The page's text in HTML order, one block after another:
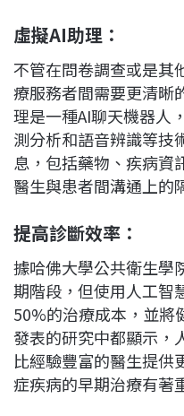
虛擬AI助理：
不管在問卷調查或是其
療服務者間需要更清晰
理是一種AI聊天機器人
測分析和語音辨識等技
息，包括藥物、疾病資
醫生與患者間溝通上的
提高診斷效率：
據哈佛大學公共衛生學
期階段，但使用人工智
50%的治療成本，並將
發表的研究中都顯示，
比經驗豐富的醫生提供
症疾病的早期治療有著